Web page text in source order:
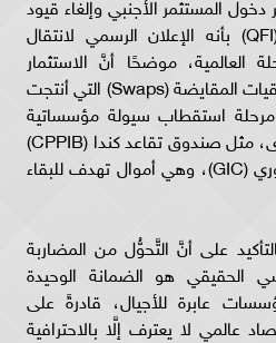
المستثمر الأجنبي المؤهل (QFI) بأنه الإعلان الرسمي لانتقال
العالمية، موضحًا أنَّ الاستثمار
الأجنبي انتقل من مرحلة اتفاقيات المقايضة (Swaps) التي أنتجت
استقطاب سيولة مؤسساتية
ثقيلة من صناديق عالمية كبرى، مثل صندوق تقاعد كندا (CPPIB)
والصندوق السيادي السنغافوري (GIC)، وهي أموال تهدف للبقاء
على أنَّ التَّحوُّل من المضاربة
الحقيقي هو الضمانة الوحيدة
عابرة للأجيال، قادرةً على
عالمي لا يعترف إلَّا بالاحترافية